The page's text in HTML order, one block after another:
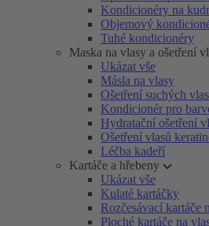
Kondicionéry na
Objemový
Tuhé kondicionéry
Maska na vlasy a ošetření
Ukázat vše
Másla na vlasy
Ošetření suchých
Kondicionér pro
Hydratační ošetření
Ošetření vlasů
Léčba kadeří
Kartáče a hřebeny
Ukázat vše
Kulaté kartáčky
Rozčesávací kartáče
Ploché kartáče na